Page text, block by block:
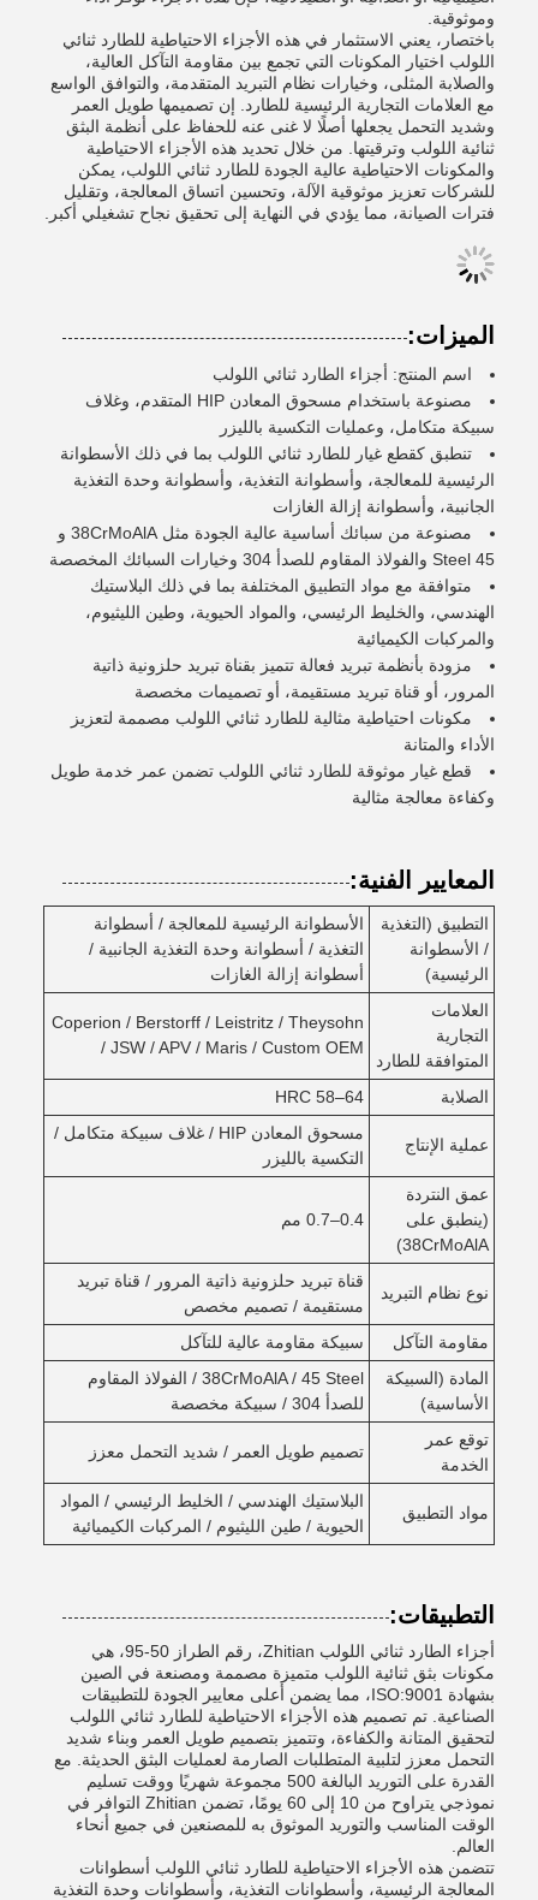
وموثوقية.
باختصار، يعني الاستثمار في هذه الأجزاء الاحتياطية للطارد ثنائي
اللولب اختيار المكونات التي تجمع بين مقاومة التآكل العالية،
والصلابة المثلى، وخيارات نظام التبريد المتقدمة، والتوافق الواسع
مع العلامات التجارية الرئيسية للطارد. إن تصميمها طويل العمر
وشديد التحمل يجعلها أصلًا لا غنى عنه للحفاظ على أنظمة البثق
ثنائية اللولب وترقيتها. من خلال تحديد هذه الأجزاء الاحتياطية
والمكونات الاحتياطية عالية الجودة للطارد ثنائي اللولب، يمكن
للشركات تعزيز موثوقية الآلة، وتحسين اتساق المعالجة، وتقليل
فترات الصيانة، مما يؤدي في النهاية إلى تحقيق نجاح تشغيلي أكبر.
الميزات:
اسم المنتج: أجزاء الطارد ثنائي اللولب
مصنوعة باستخدام مسحوق المعادن HIP المتقدم، وغلاف
سبيكة متكامل، وعمليات التكسية بالليزر
تنطبق كقطع غيار للطارد ثنائي اللولب بما في ذلك الأسطوانة
الرئيسية للمعالجة، وأسطوانة التغذية، وأسطوانة وحدة التغذية
الجانبية، وأسطوانة إزالة الغازات
مصنوعة من سبائك أساسية عالية الجودة مثل 38CrMoAlA و
45 Steel والفولاذ المقاوم للصدأ 304 وخيارات السبائك المخصصة
متوافقة مع مواد التطبيق المختلفة بما في ذلك البلاستيك
الهندسي، والخليط الرئيسي، والمواد الحيوية، وطين الليثيوم،
والمركبات الكيميائية
مزودة بأنظمة تبريد فعالة تتميز بقناة تبريد حلزونية ذاتية
المرور، أو قناة تبريد مستقيمة، أو تصميمات مخصصة
مكونات احتياطية مثالية للطارد ثنائي اللولب مصممة لتعزيز
الأداء والمتانة
قطع غيار موثوقة للطارد ثنائي اللولب تضمن عمر خدمة طويل
وكفاءة معالجة مثالية
المعايير الفنية:
التطبيق (التغذية
/ الأسطوانة
الرئيسية)
الأسطوانة الرئيسية للمعالجة / أسطوانة
التغذية / أسطوانة وحدة التغذية الجانبية /
أسطوانة إزالة الغازات
العلامات
التجارية
المتوافقة للطارد
Coperion / Berstorff / Leistritz / Theysohn
/ JSW / APV / Maris / Custom OEM
الصلابة HRC 58–64
عملية الإنتاج
مسحوق المعادن HIP / غلاف سبيكة متكامل /
التكسية بالليزر
عمق النتردة
(ينطبق على
38CrMoAlA)
0.4–0.7 مم
نوع نظام التبريد
قناة تبريد حلزونية ذاتية المرور / قناة تبريد
مستقيمة / تصميم مخصص
مقاومة التآكل
سبيكة مقاومة عالية للتآكل
المادة (السبيكة
الأساسية)
38CrMoAlA / 45 Steel / الفولاذ المقاوم
للصدأ 304 / سبيكة مخصصة
توقع عمر
الخدمة
تصميم طويل العمر / شديد التحمل معزز
مواد التطبيق
البلاستيك الهندسي / الخليط الرئيسي / المواد
الحيوية / طين الليثيوم / المركبات الكيميائية
التطبيقات:
أجزاء الطارد ثنائي اللولب Zhitian، رقم الطراز 50-95، هي
مكونات بثق ثنائية اللولب متميزة مصممة ومصنعة في الصين
بشهادة ISO:9001، مما يضمن أعلى معايير الجودة للتطبيقات
الصناعية. تم تصميم هذه الأجزاء الاحتياطية للطارد ثنائي اللولب
لتحقيق المتانة والكفاءة، وتتميز بتصميم طويل العمر وبناء شديد
التحمل معزز لتلبية المتطلبات الصارمة لعمليات البثق الحديثة. مع
القدرة على التوريد البالغة 500 مجموعة شهريًا ووقت تسليم
نموذجي يتراوح من 10 إلى 60 يومًا، تضمن Zhitian التوافر في
الوقت المناسب والتوريد الموثوق به للمصنعين في جميع أنحاء
العالم.
تتضمن هذه الأجزاء الاحتياطية للطارد ثنائي اللولب أسطوانات
المعالجة الرئيسية، وأسطوانات التغذية، وأسطوانات وحدة التغذية